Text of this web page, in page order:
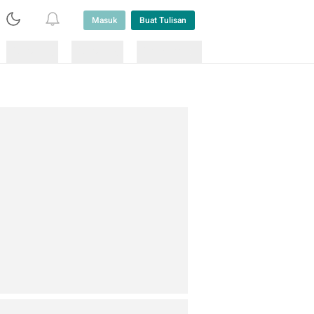
Masuk Buat Tulisan